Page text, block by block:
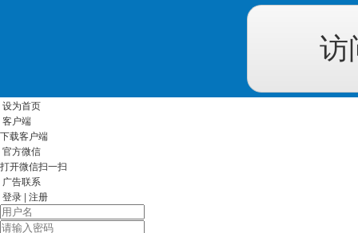
访
设为首页
客户端
下载客户端
官方微信
打开微信扫一扫
广告联系
登录 | 注册